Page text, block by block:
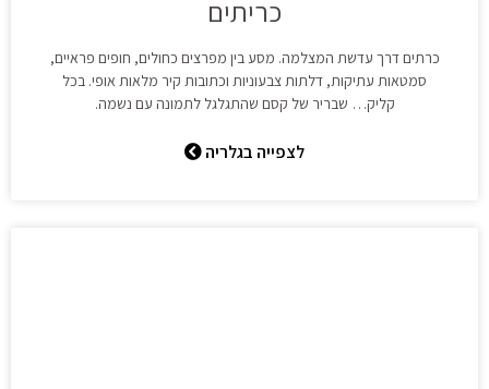
כריתים
כרתים דרך עדשת המצלמה. מסע בין מפרצים כחולים, חופים פראיים,
סמטאות עתיקות, דלתות צבעוניות וכתובות קיר מלאות אופי. בכל
קליק… שבריר של קסם שהתגלגל לתמונה עם נשמה.
לצפייה בגלריה